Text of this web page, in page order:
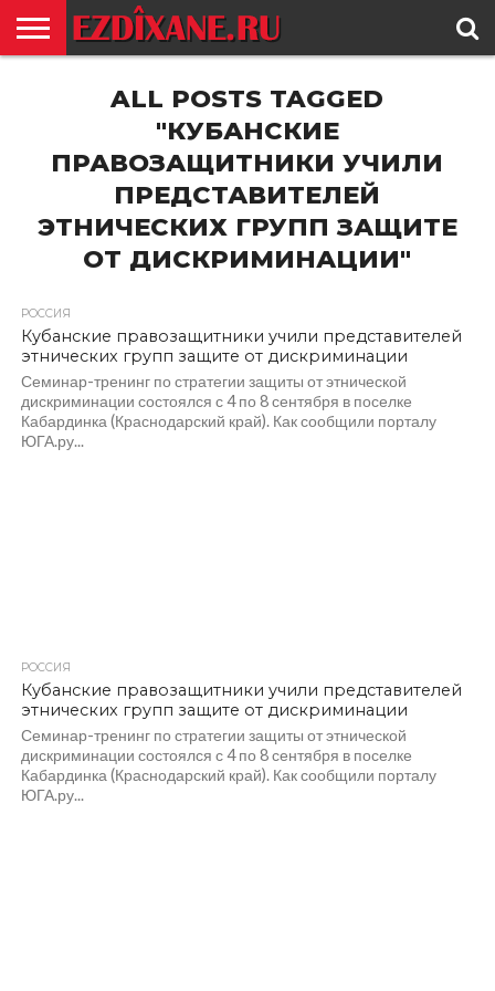
ЕЗИДИЗМ
НОВОСТИ
ИСТОРИЯ
КУЛЬТУРА
КОНТАКТALL POSTS TAGGED
"КУБАНСКИЕ
ПРАВОЗАЩИТНИКИ УЧИЛИ
ПРЕДСТАВИТЕЛЕЙ
ЭТНИЧЕСКИХ ГРУПП ЗАЩИТЕ
ОТ ДИСКРИМИНАЦИИ"
РОССИЯ
Кубанские правозащитники учили представителей
этнических групп защите от дискриминации
Семинар-тренинг по стратегии защиты от этнической
дискриминации состоялся с 4 по 8 сентября в поселке
Кабардинка (Краснодарский край). Как сообщили порталу
ЮГА.ру...
РОССИЯ
Кубанские правозащитники учили представителей
этнических групп защите от дискриминации
Семинар-тренинг по стратегии защиты от этнической
дискриминации состоялся с 4 по 8 сентября в поселке
Кабардинка (Краснодарский край). Как сообщили порталу
ЮГА.ру...